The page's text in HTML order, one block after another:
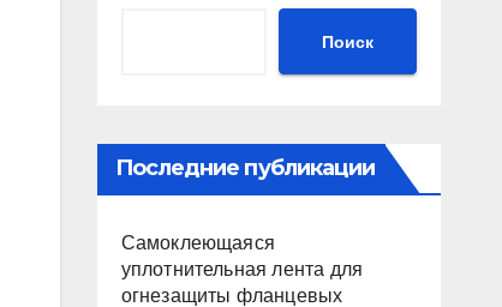
Поиск
Последние публикации
Самоклеющаяся
уплотнительная лента для
огнезащиты фланцевых